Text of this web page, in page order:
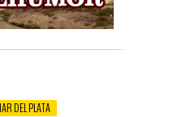
DEL PLATA